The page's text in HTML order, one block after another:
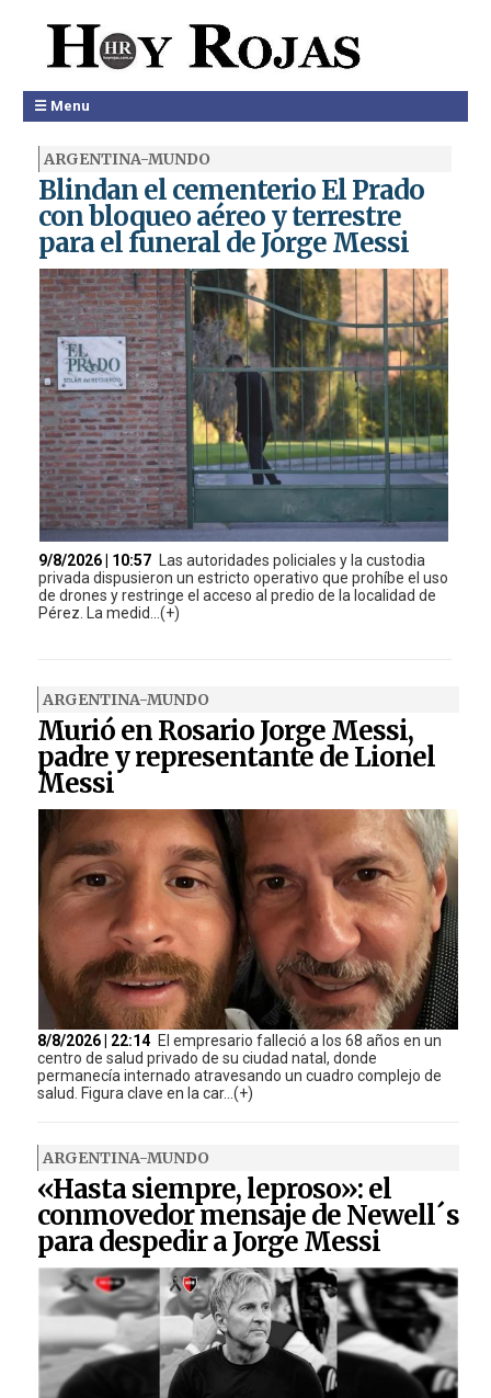
☰ Menu
ARGENTINA-MUNDO
Blindan el cementerio El Prado
con bloqueo aéreo y terrestre
para el funeral de Jorge Messi
9/8/2026 | 10:57
Las autoridades policiales y la custodia
privada dispusieron un estricto operativo que prohíbe el uso
de drones y restringe el acceso al predio de la localidad de
Pérez. La medid...(+)
ARGENTINA-MUNDO
Murió en Rosario Jorge Messi,
padre y representante de Lionel
Messi
8/8/2026 | 22:14 El empresario falleció a los 68 años en un
centro de salud privado de su ciudad natal, donde
permanecía internado atravesando un cuadro complejo de
salud. Figura clave en la car...(+)
ARGENTINA-MUNDO
«Hasta siempre, leproso»: el
conmovedor mensaje de Newell´s
para despedir a Jorge Messi